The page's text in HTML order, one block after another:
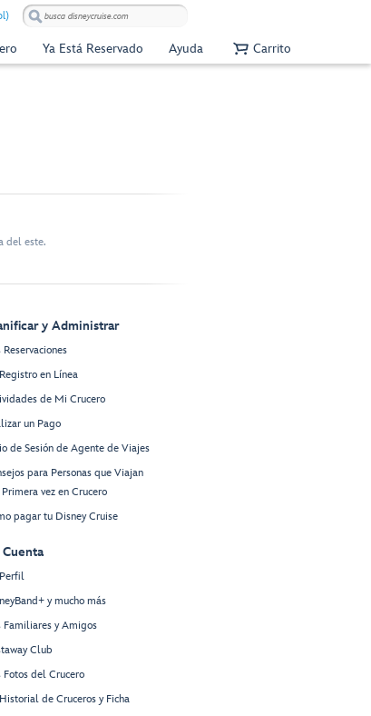
Ya Está Reservado Ayuda Carrito
del este.
y Administrar
Reservaciones
en Línea
de Mi Crucero
un Pago
de Sesión de Agente de Viajes
para Personas que Viajan
vez en Crucero
pagar tu Disney Cruise
y mucho más
Familiares y Amigos
Club
Fotos del Crucero
de Cruceros y Ficha